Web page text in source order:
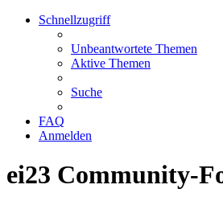
Schnellzugriff
Unbeantwortete Themen
Aktive Themen
Suche
FAQ
Anmelden
ei23 Community-